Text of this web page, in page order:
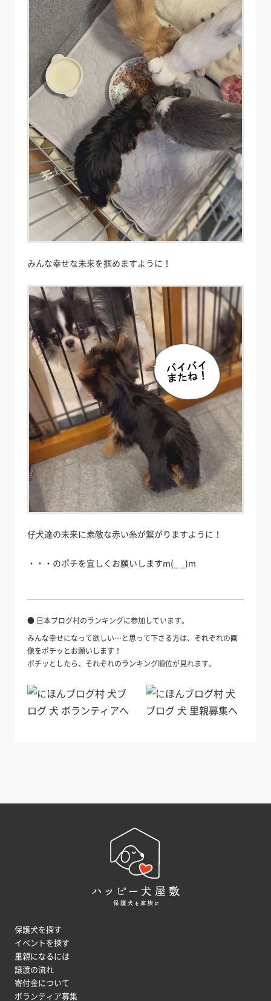
みんな幸せな未来を掴めますように！
仔犬達の未来に素敵な赤い糸が繋がりますように！
・・・のポチを宜しくお願いしますm(_ _)m
● 日本ブログ村のランキングに参加しています。
みんな幸せになって欲しい…と思って下さる方は、それぞれの画
像をポチッとお願いします！
ポチッとしたら、それぞれのランキング順位が見れます。
保護犬を探す
イベントを探す
里親になるには
譲渡の流れ
寄付金について
ボランティア募集